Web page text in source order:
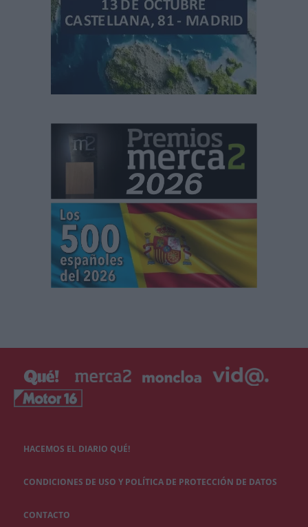
HACEMOS EL DIARIO QUÉ!
CONDICIONES DE USO Y POLÍTICA DE PROTECCIÓN DE DATOS
CONTACTO